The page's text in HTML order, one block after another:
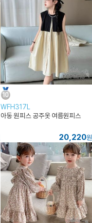
WFH317L
아동 원피스 공주옷 여름원피스
20,220원